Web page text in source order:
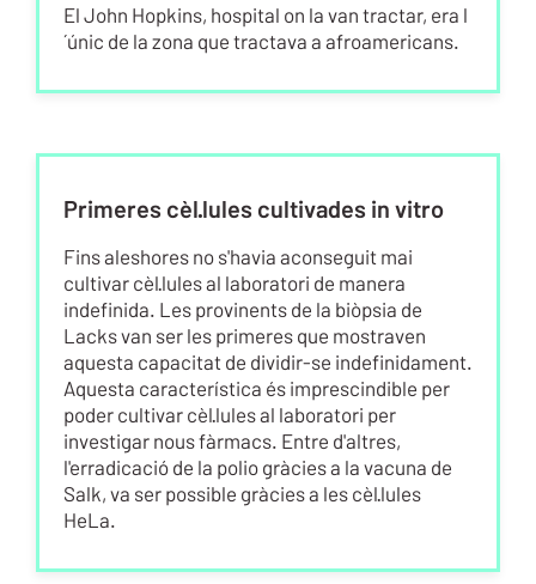
El John Hopkins, hospital on la van tractar, era l
´únic de la zona que tractava a afroamericans.
Primeres cèl·lules cultivades in vitro
Fins aleshores no s'havia aconseguit mai
cultivar cèl·lules al laboratori de manera
indefinida. Les provinents de la biòpsia de
Lacks van ser les primeres que mostraven
aquesta capacitat de dividir-se indefinidament.
Aquesta característica és imprescindible per
poder cultivar cèl·lules al laboratori per
investigar nous fàrmacs. Entre d'altres,
l'erradicació de la polio gràcies a la vacuna de
Salk, va ser possible gràcies a les cèl·lules
HeLa.